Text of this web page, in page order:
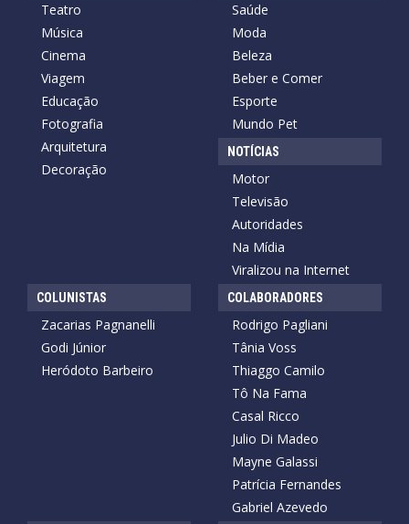
Teatro
Música
Cinema
Viagem
Educação
Fotografia
Arquitetura
Decoração
Saúde
Moda
Beleza
Beber e Comer
Esporte
Mundo Pet
NOTÍCIAS
Motor
Televisão
Autoridades
Na Mídia
Viralizou na Internet
COLUNISTAS
Zacarias Pagnanelli
Godi Júnior
Heródoto Barbeiro
COLABORADORES
Rodrigo Pagliani
Tânia Voss
Thiaggo Camilo
Tô Na Fama
Casal Ricco
Julio Di Madeo
Mayne Galassi
Patrícia Fernandes
Gabriel Azevedo